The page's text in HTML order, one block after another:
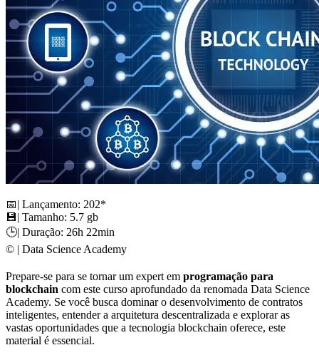
📅| Lançamento: 202*
💾| Tamanho: 5.7 gb
🕒| Duração: 26h 22min
©️ | Data Science Academy
Prepare-se para se tornar um expert em programação para
blockchain com este curso aprofundado da renomada Data Science
Academy. Se você busca dominar o desenvolvimento de contratos
inteligentes, entender a arquitetura descentralizada e explorar as
vastas oportunidades que a tecnologia blockchain oferece, este
material é essencial.